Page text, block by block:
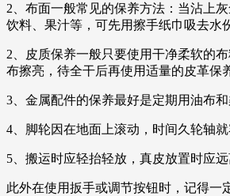
2、布面一般常见的保养方法：当沾上
饮料、果汁等，可先用擦手纸巾吸去水
2、皮质保养一般只要使用干净柔软的
布擦亮，待全干后再使用适量的皮革保
3、金属配件的保养最好是定期用油布
4、脚轮因在地面上滚动，时间久轮轴
5、搬运时应轻抬轻放，真皮放置时应
此外在使用扳手或调节按钮时，记得一